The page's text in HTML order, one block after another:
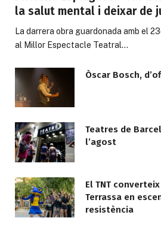
la salut mental i deixar de
La darrera obra guardonada amb el
al Millor Espectacle Teatral…
Òscar Bosch,
Teatres de
l’agost
El TNT
Terrassa en
resistència